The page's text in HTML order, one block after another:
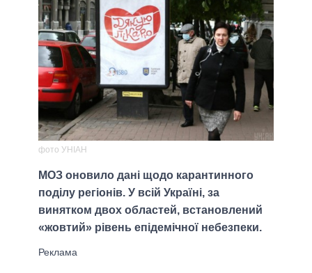
фото УНІАН
МОЗ оновило дані щодо карантинного
поділу регіонів. У всій Україні, за
винятком двох областей, встановлений
«жовтий» рівень епідемічної небезпеки.